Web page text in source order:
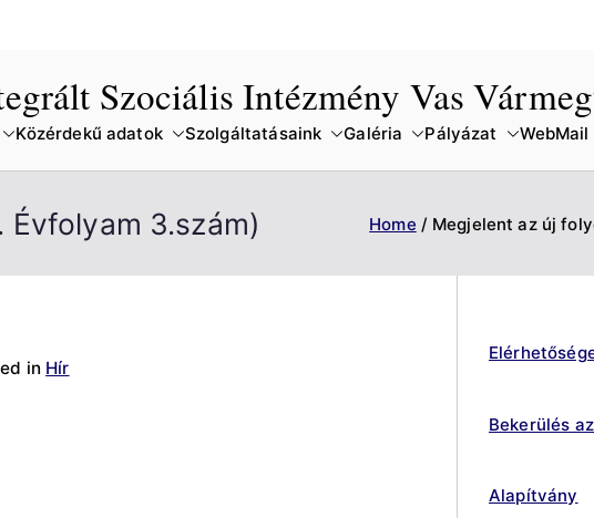
Szociális Intézmény Vas
Közérdekű adatok Szolgáltatásaink Galéria Pályázat WebMail
Évfolyam 3.szám) Home Megjelent az új
in Hír
Bekerülés
Alapítvány